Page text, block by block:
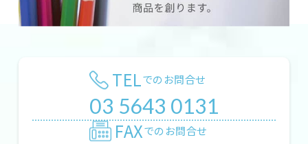
TELでのお問合せ
03 5643 0131
FAXでのお問合せ